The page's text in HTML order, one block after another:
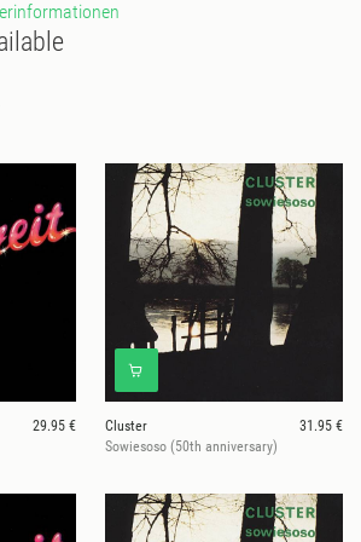
29.95 €
Cluster
31.95 €
Sowiesoso (50th anniversary)